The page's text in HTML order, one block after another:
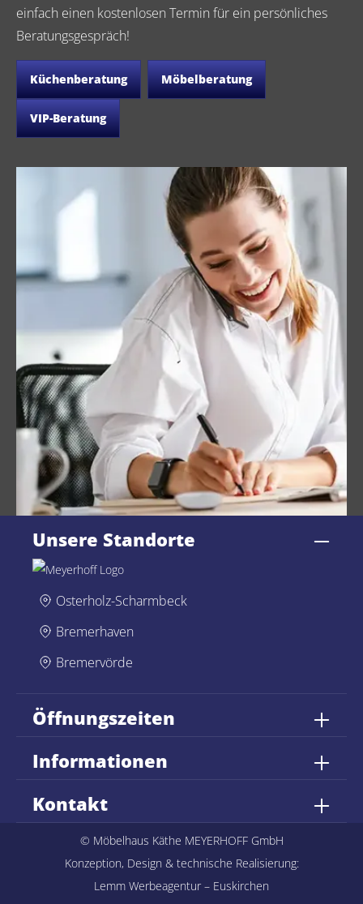
einfach einen kostenlosen Termin für ein persönliches
Beratungsgespräch!
Küchenberatung Möbelberatung
VIP-Beratung
Unsere Standorte
Osterholz-Scharmbeck
Bremerhaven
Bremervörde
Öffnungszeiten
Kontakt
Informationen
© Möbelhaus Käthe MEYERHOFF GmbH
Konzeption, Design & technische Realisierung:
Lemm Werbeagentur – Euskirchen